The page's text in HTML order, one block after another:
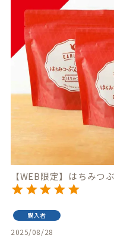
【WEB限定】はちみ
購入者
2025/08/28